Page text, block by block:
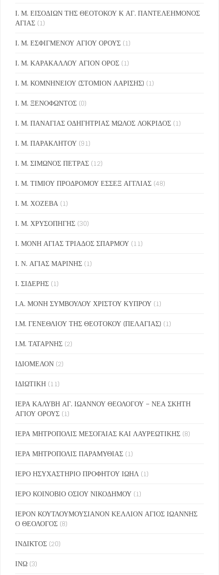
Ι. Μ. ΕΙΣΟΔΙΩΝ ΤΗΣ ΘΕΟΤΟΚΟΥ Κ ΑΓ. ΠΑΝΤΕΛΕΗΜΟΝΟΣ
ΑΓΙΑΣ (1)
Ι. Μ. ΕΣΦΙΓΜΕΝΟΥ ΑΓΙΟΥ ΟΡΟΥΣ (1)
Ι. Μ. ΚΑΡΑΚΑΛΛΟΥ ΑΓΙΟΝ ΟΡΟΣ (1)
Ι. Μ. ΚΟΜΝΗΝΕΙΟΥ (ΣΤΟΜΙΟΝ ΛΑΡΙΣΗΣ) (1)
Ι. Μ. ΞΕΝΟΦΩΝΤΟΣ (0)
Ι. Μ. ΠΑΝΑΓΙΑΣ ΟΔΗΓΗΤΡΙΑΣ ΜΩΛΟΣ ΛΟΚΡΙΔΟΣ (1)
Ι. Μ. ΠΑΡΑΚΛΗΤΟΥ (91)
Ι. Μ. ΣΙΜΩΝΟΣ ΠΕΤΡΑΣ (12)
Ι. Μ. ΤΙΜΙΟΥ ΠΡΟΔΡΟΜΟΥ ΕΣΣΕΞ ΑΓΓΛΙΑΣ (48)
Ι. Μ. ΧΟΖΕΒΑ (1)
Ι. Μ. ΧΡΥΣΟΠΗΓΗΣ (30)
Ι. ΜΟΝΗ ΑΓΙΑΣ ΤΡΙΑΔΟΣ ΣΠΑΡΜΟΥ (11)
Ι. Ν. ΑΓΙΑΣ ΜΑΡΙΝΗΣ (1)
Ι. ΣΙΔΕΡΗΣ (1)
Ι.Α. ΜΟΝΗ ΣΥΜΒΟΥΛΟΥ ΧΡΙΣΤΟΥ ΚΥΠΡΟΥ (1)
Ι.Μ. ΓΕΝΕΘΛΙΟΥ ΤΗΣ ΘΕΟΤΟΚΟΥ (ΠΕΛΑΓΙΑΣ) (1)
Ι.Μ. ΤΑΤΑΡΝΗΣ (2)
ΙΔΙΟΜΕΛΟΝ (2)
ΙΔΙΩΤΙΚΗ (11)
ΙΕΡΑ ΚΑΛΥΒΗ ΑΓ. ΙΩΑΝΝΟΥ ΘΕΟΛΟΓΟΥ – ΝΕΑ ΣΚΗΤΗ
ΑΓΙΟΥ ΟΡΟΥΣ (1)
ΙΕΡΑ ΜΗΤΡΟΠΟΛΙΣ ΜΕΣΟΓΑΙΑΣ ΚΑΙ ΛΑΥΡΕΩΤΙΚΗΣ (8)
ΙΕΡΑ ΜΗΤΡΟΠΟΛΙΣ ΠΑΡΑΜΥΘΙΑΣ (1)
ΙΕΡΟ ΗΣΥΧΑΣΤΗΡΙΟ ΠΡΟΦΗΤΟΥ ΙΩΗΛ (1)
ΙΕΡΟ ΚΟΙΝΟΒΙΟ ΟΣΙΟΥ ΝΙΚΟΔΗΜΟΥ (1)
ΙΕΡΟΝ ΚΟΥΤΛΟΥΜΟΥΣΙΑΝΟΝ ΚΕΛΛΙΟΝ ΑΓΙΟΣ ΙΩΑΝΝΗΣ
Ο ΘΕΟΛΟΓΟΣ (8)
ΙΝΔΙΚΤΟΣ (20)
ΙΝΩ (3)